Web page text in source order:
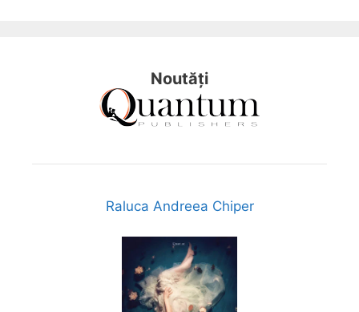
Noutăți
Raluca Andreea Chiper